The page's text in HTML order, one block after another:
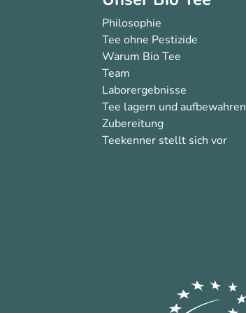
Philosophie
Tee ohne Pestizide
Warum Bio Tee
Team
Laborergebnisse
Tee lagern und aufbewahren
Zubereitung
Teekenner stellt sich vor